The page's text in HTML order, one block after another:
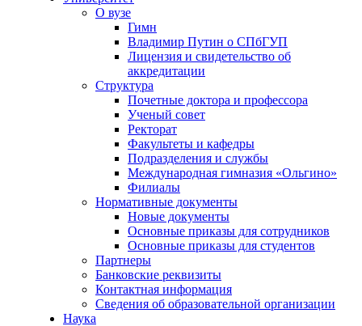
О вузе
Гимн
Владимир Путин о СПбГУП
Лицензия и свидетельство об
аккредитации
Структура
Почетные доктора и профессора
Ученый совет
Ректорат
Факультеты и кафедры
Подразделения и службы
Международная гимназия «Ольгино»
Филиалы
Нормативные документы
Новые документы
Основные приказы для сотрудников
Основные приказы для студентов
Партнеры
Банковские реквизиты
Контактная информация
Сведения об образовательной организации
Наука